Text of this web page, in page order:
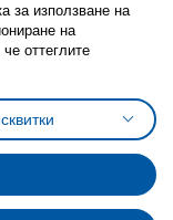
(Cookies)
бисквитки
за личните данни
на ikea.bg
Family
IKEA Family
за използване на
на
оттеглите